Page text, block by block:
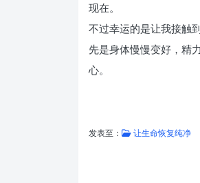
现在。
不过幸运的是让我接触
先是身体慢慢变好，精
心。
发表至： 让生命恢复纯净